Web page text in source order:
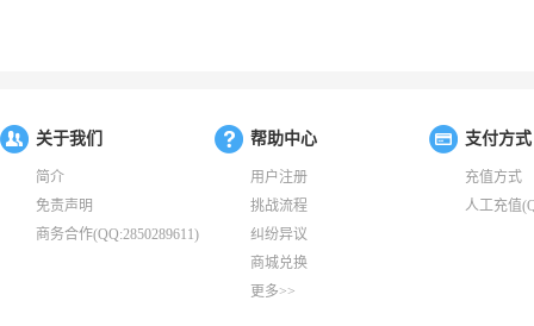
关于我们
简介
免责声明
商务合作(QQ:2850289611)
帮助中心
用户注册
挑战流程
纠纷异议
商城兑换
更多>>
支付方式
充值方式
人工充值